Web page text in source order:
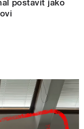
postavit jako